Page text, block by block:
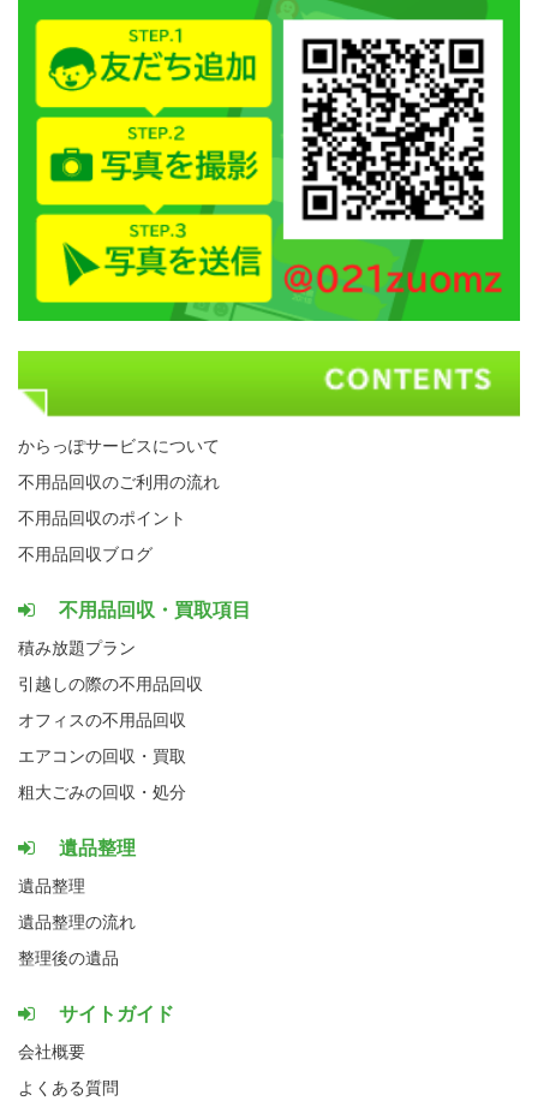
からっぽサービスについて
不用品回収のご利用の流れ
不用品回収のポイント
不用品回収ブログ
不用品回収・買取項目
積み放題プラン
引越しの際の不用品回収
オフィスの不用品回収
エアコンの回収・買取
粗大ごみの回収・処分
遺品整理
遺品整理
遺品整理の流れ
整理後の遺品
サイトガイド
会社概要
よくある質問